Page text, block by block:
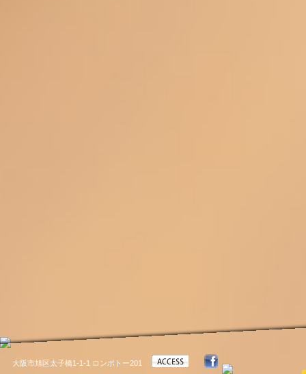
大阪市旭区太子橋1-1-1 ロンポトー201